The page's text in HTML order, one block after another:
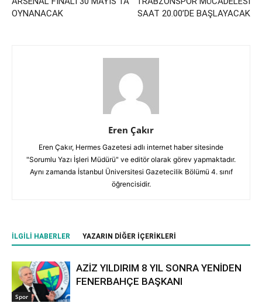
OYNANACAK
SAAT 20.00’DE BAŞLAYACAK
Eren Çakır
Eren Çakır, Hermes Gazetesi adlı internet haber sitesinde
"Sorumlu Yazı İşleri Müdürü" ve editör olarak görev yapmaktadır.
Aynı zamanda İstanbul Üniversitesi Gazetecilik Bölümü 4. sınıf
öğrencisidir.
İLGILI HABERLER YAZARIN DIĞER İÇERIKLERI
Spor
AZİZ YILDIRIM 8 YIL SONRA YENİDEN
FENERBAHÇE BAŞKANI